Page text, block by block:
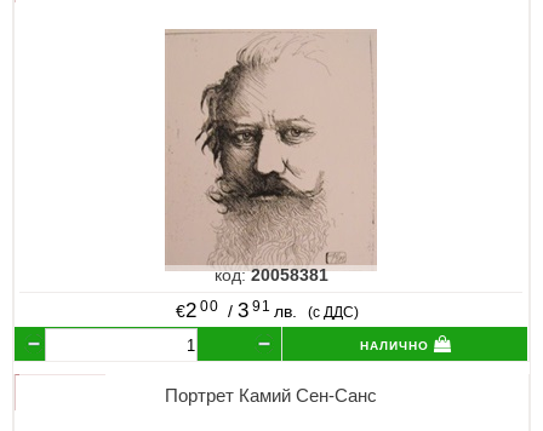
код:20058381
€2 00 / 3 91 лв. (с ДДС)
налично
Портрет Камий Сен-Санс